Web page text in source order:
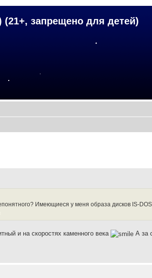
запрещено для детей)
Имеющиеся у меня образа дисков IS-
и на скоростях каменного века А за